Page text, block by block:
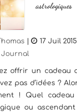
astrologiques
| 17 Juil 2015
Journal
offrir un cadeau
pas d’idées ?
! Quel
ou